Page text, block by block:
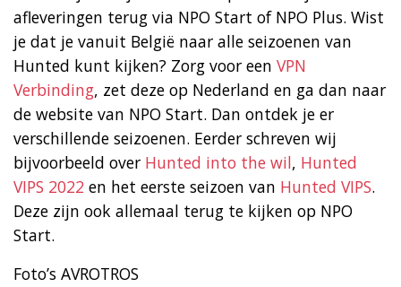
afleveringen terug via NPO Start of NPO Plus. Wist
je dat je vanuit België naar alle seizoenen van
Hunted kunt kijken? Zorg voor een VPN
Verbinding, zet deze op Nederland en ga dan naar
de website van NPO Start. Dan ontdek je er
verschillende seizoenen. Eerder schreven wij
bijvoorbeeld over Hunted into the wil, Hunted
VIPS 2022 en het eerste seizoen van Hunted VIPS.
Deze zijn ook allemaal terug te kijken op NPO
Start.
Foto’s AVROTROS